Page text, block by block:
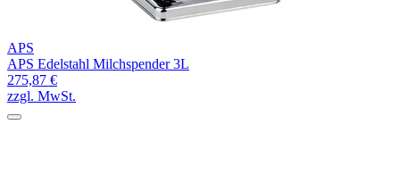
APS
APS Edelstahl Milchspender 3L
275,87 €
zzgl. MwSt.